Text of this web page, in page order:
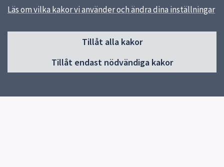
Läs om vilka kakor vi använder och ändra dina inställningar
Tillåt alla kakor
Tillåt endast nödvändiga kakor